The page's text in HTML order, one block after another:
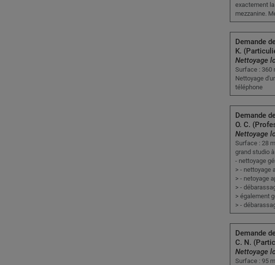
exactement
mezzanine.
Demande
K.
Nettoyage
Surface : 360
Nettoyage
téléphone
Demande
O. C.
Nettoyage
Surface : 28
grand studio
- nettoyage
> - nettoyage
> - netoyage
> -
> également
> -
Demande
C. N.
Nettoyage
Surface : 95